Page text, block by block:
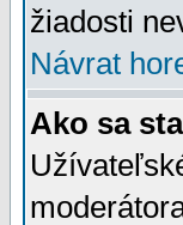
žiadosti
Návrat
Ako sa